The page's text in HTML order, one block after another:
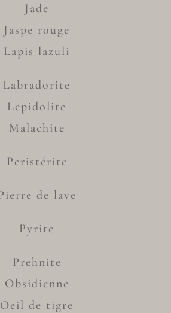
Jade
Jaspe rouge
Lapis lazuli
Labradorite
Lepidolite
Malachite
Peristérite
de lave
Pyrite
Prehnite
Obsidienne
Oeil de tigre